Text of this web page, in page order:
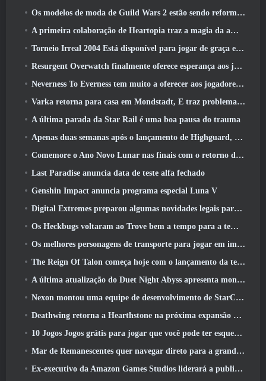
Os modelos de moda de Guild Wars 2 estão sendo reformulados com base no feedback dos jogadores
A primeira colaboração de Heartopia traz a magia da amizade de My Little Pony
Torneio Irreal 2004 Está disponível para jogar de graça e a Epic não processará ninguém por isso
Resurgent Overwatch finalmente oferece esperança aos jogadores
Neverness To Everness tem muito a oferecer aos jogadores, Particularmente divertido
Varka retorna para casa em Mondstadt, E traz problemas com ele na atualização Luna V do Genshin Impact
A última parada da Star Rail é uma boa pausa do trauma
Apenas duas semanas após o lançamento de Highguard, Wildlight Entertainment anuncia demissões
Comemore o Ano Novo Lunar nas finais com o retorno do ‘Modo Bank It’
Last Paradise anuncia data de teste alfa fechado
Genshin Impact anuncia programa especial Luna V
Digital Extremes preparou algumas novidades legais para comemorar o ano novo lunar no Warframe
Os Heckbugs voltaram ao Trove bem a tempo para a temporada do amor
Os melhores personagens de transporte para jogar em impasse
The Reign Of Talon começa hoje com o lançamento da temporada Overwatch 1: Conquista
A última atualização do Duet Night Abyss apresenta montagens
Nexon montou uma equipe de desenvolvimento de StarCraft Shooter de acordo com relatório do canal coreano
Deathwing retorna a Hearthstone na próxima expansão do Cataclismo
10 Jogos Jogos grátis para jogar que você pode ter esquecido que estão participando do PvP Fest do Steam
Mar de Remanescentes quer navegar direto para a grandeza
Ex-executivo da Amazon Games Studios liderará a publicação ocidental da Aion 2